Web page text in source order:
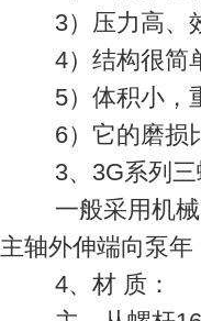
3）压力高、
4）结构很简单
5）体积小，
6）它的磨损比
3、3G系列三
一般采用机械
主轴外伸端向泵
4、材 质：